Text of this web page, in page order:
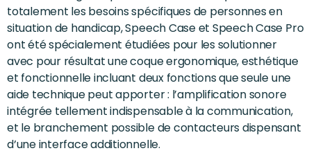
totalement les besoins spécifiques de personnes en
situation de handicap, Speech Case et Speech Case Pro
ont été spécialement étudiées pour les solutionner
avec pour résultat une coque ergonomique, esthétique
et fonctionnelle incluant deux fonctions que seule une
aide technique peut apporter : l’amplification sonore
intégrée tellement indispensable à la communication,
et le branchement possible de contacteurs dispensant
d’une interface additionnelle.